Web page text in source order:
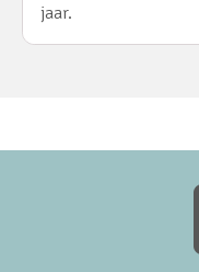
jaar.